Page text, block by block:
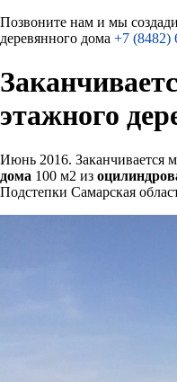
Позвоните нам и мы
деревянного дома +7 (8482)
этажного
Июнь 2016. Заканчивается
дома 100 м2 из
Подстепки Самарская